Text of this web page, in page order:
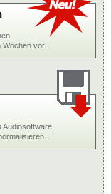
Wochen vor.